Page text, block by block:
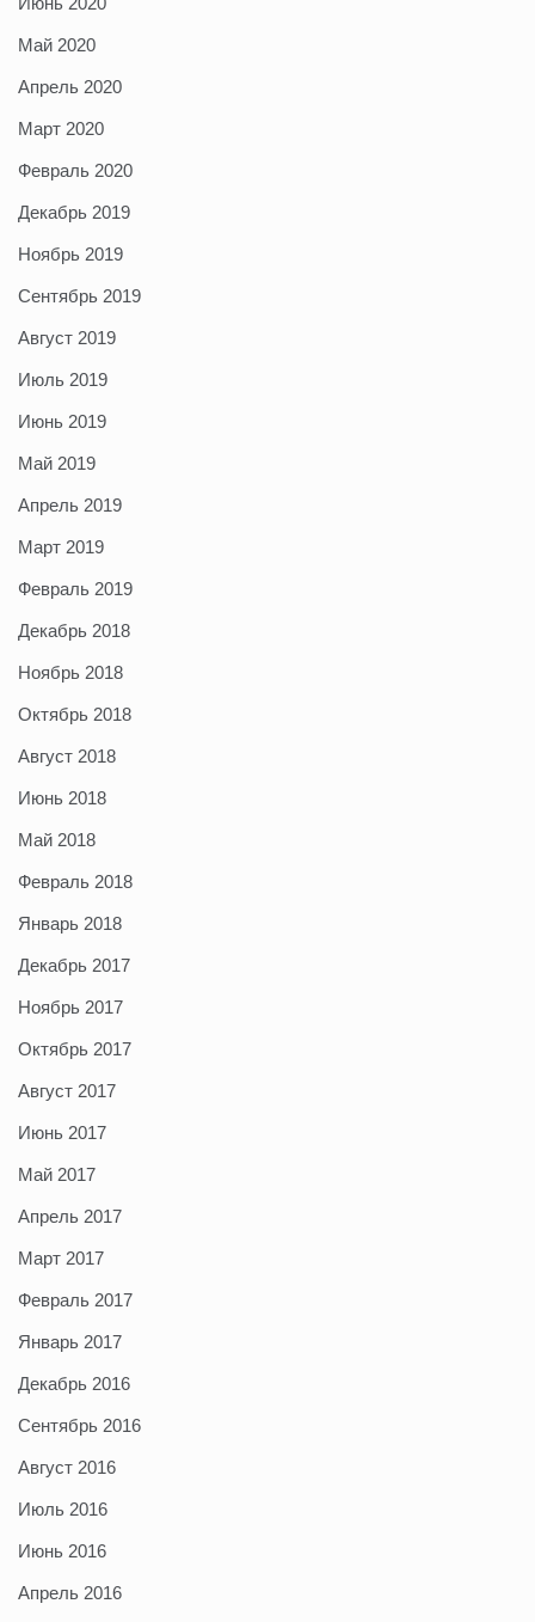
Май 2020
Апрель 2020
Март 2020
Февраль 2020
Декабрь 2019
Ноябрь 2019
Сентябрь 2019
Август 2019
Июль 2019
Июнь 2019
Май 2019
Апрель 2019
Март 2019
Февраль 2019
Декабрь 2018
Ноябрь 2018
Октябрь 2018
Август 2018
Июнь 2018
Май 2018
Февраль 2018
Январь 2018
Декабрь 2017
Ноябрь 2017
Октябрь 2017
Август 2017
Июнь 2017
Май 2017
Апрель 2017
Март 2017
Февраль 2017
Январь 2017
Декабрь 2016
Сентябрь 2016
Август 2016
Июль 2016
Июнь 2016
Апрель 2016